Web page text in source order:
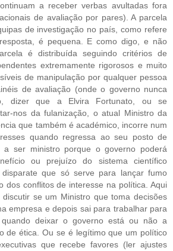
a receber verbas avultadas fora
de avaliação por pares). A parcela
de investigação no país, como refere
é pequena. E como digo, e não
é distribuída seguindo critérios de
extremamente rigorosos e muito
de manipulação por qualquer pessoa
de avaliação (onde o governo nunca
dizer que a Elvira Fortunato, ou se
nos da fulanização, o atual Ministro da
que também é académico, incorre num
quando regressa ao seu posto de
a ser ministro porque o governo poderá
ou prejuízo do sistema científico
que só serve para lançar fumo
dos conflitos de interesse na política. Aqui
se um Ministro que toma decisões
empresa e depois sai para trabalhar para
deixar o governo está ou não a
de ética. Ou se é legítimo que um político
que recebe favores (ler ajustes